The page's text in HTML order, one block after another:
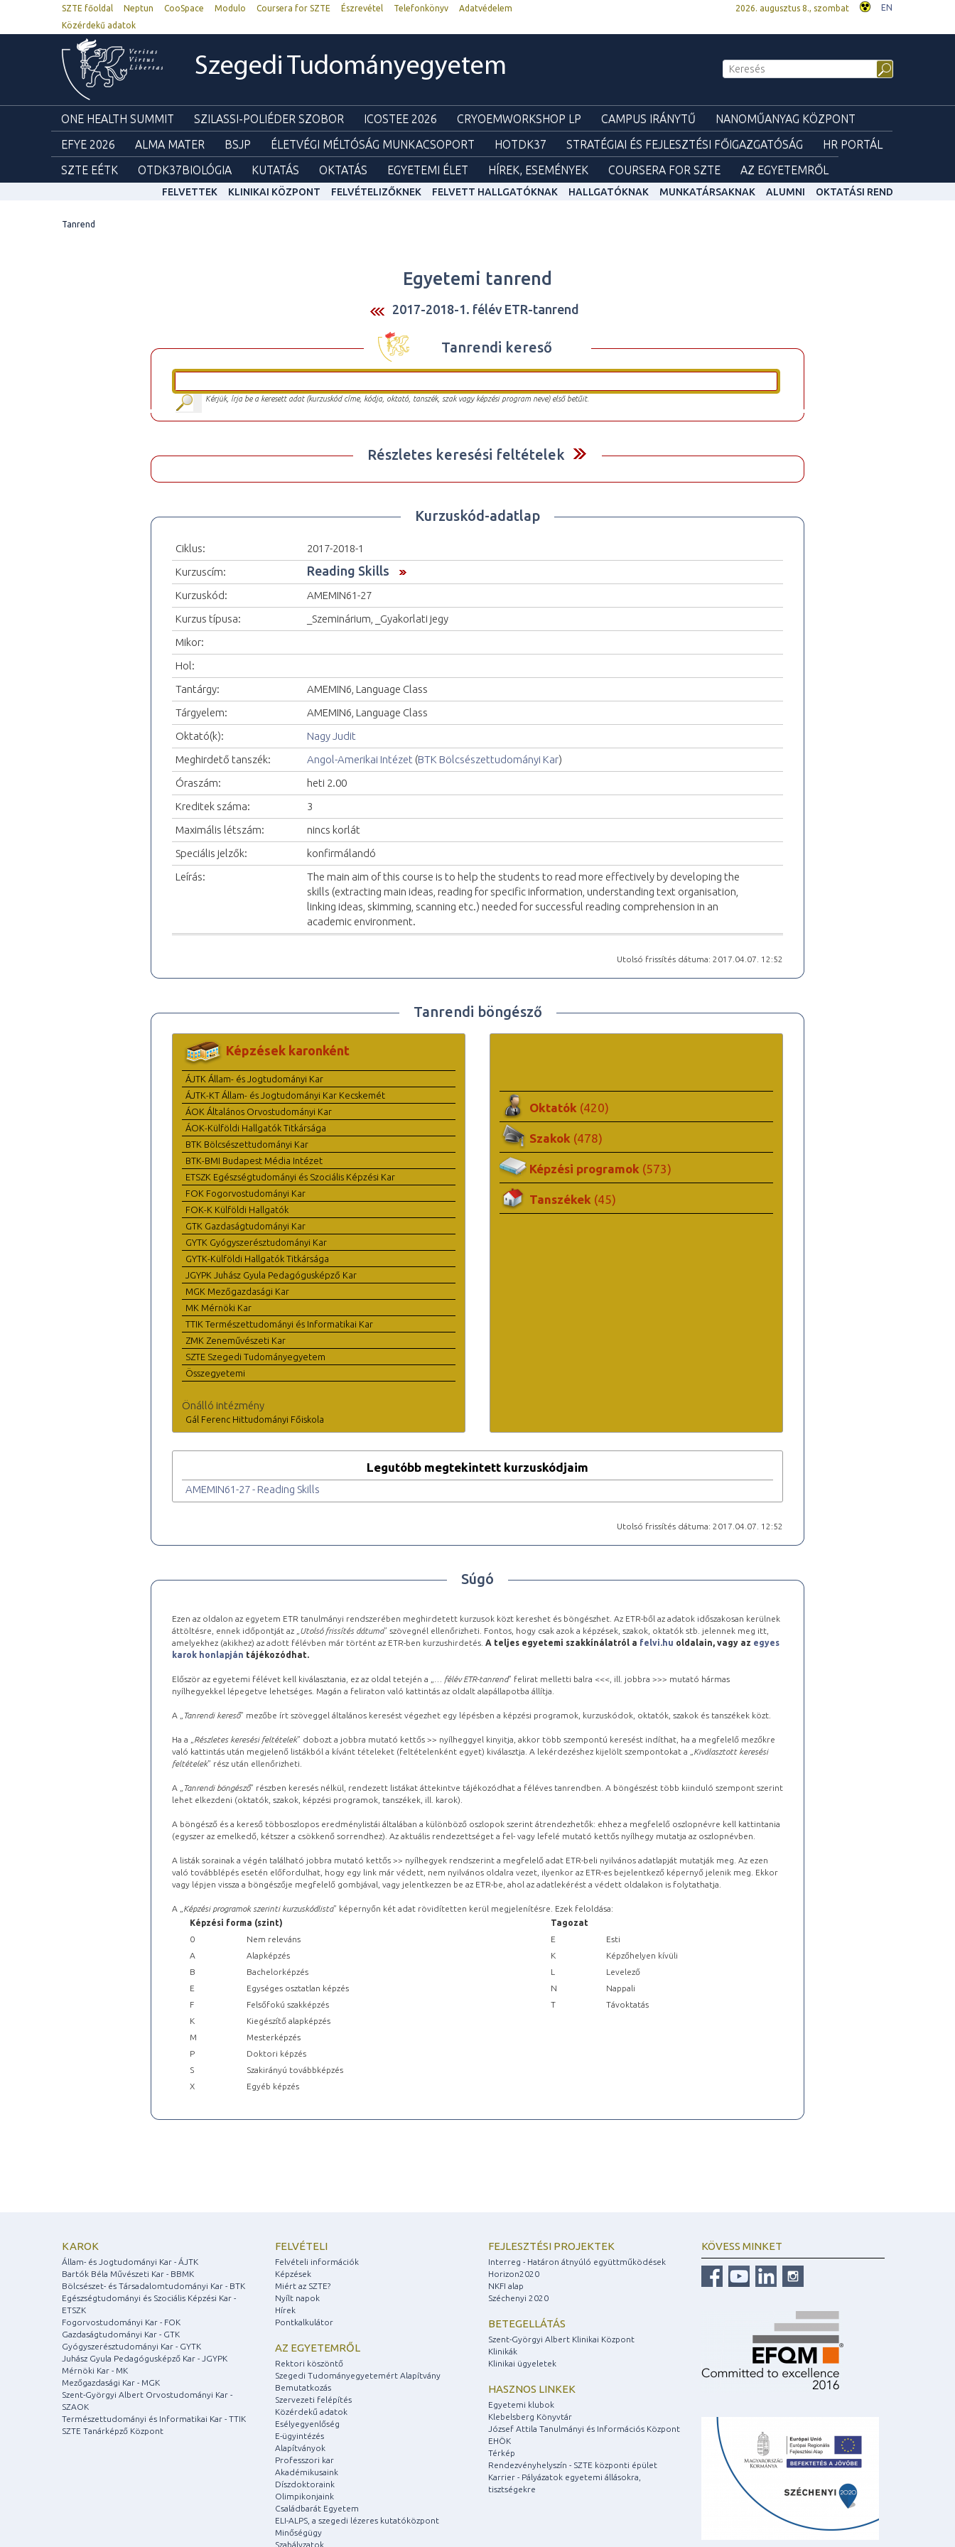
SZTE főoldal Neptun CooSpace Modulo Coursera for SZTE Észrevétel Telefonkönyv
Adatvédelem
Közérdekű adatok
2026. augusztus 8., szombat EN
Szegedi Tudományegyetem
ONE HEALTH SUMMIT SZILASSI-POLIÉDER SZOBOR ICOSTEE 2026 CRYOEMWORKSHOP LP CAMPUS IRÁNYTŰ
NANOMŰANYAG KÖZPONT
EFYE 2026
ALMA MATER BSJP ÉLETVÉGI MÉLTÓSÁG MUNKACSOPORT HOTDK37 STRATÉGIAI ÉS FEJLESZTÉSI FŐIGAZGATÓSÁG
HR PORTÁL
SZTE EÉTK
OTDK37BIOLÓGIA KUTATÁS OKTATÁS EGYETEMI ÉLET HÍREK, ESEMÉNYEK COURSERA FOR SZTE AZ EGYETEMRŐL
FELVETTEK KLINIKAI KÖZPONT FELVÉTELIZŐKNEK FELVETT HALLGATÓKNAK HALLGATÓKNAK MUNKATÁRSAKNAK ALUMNI OKTATÁSI REND
Tanrend
Egyetemi tanrend
2017-2018-1. félév ETR-tanrend
Tanrendi kereső
Kérjük, írja be a keresett adat (kurzuskód címe, kódja, oktató, tanszék, szak vagy képzési program neve) első betűit.
Részletes keresési feltételek
Kurzuskód-adatlap
Ciklus:
2017-2018-1
Kurzuscím:
Reading Skills
Kurzuskód:
AMEMIN61-27
Kurzus típusa:
_Szeminárium, _Gyakorlati jegy
Mikor:
Hol:
Tantárgy:
AMEMIN6, Language Class
Tárgyelem:
AMEMIN6, Language Class
Oktató(k):
Nagy Judit
Meghirdető tanszék:
Angol-Amerikai Intézet (BTK Bölcsészettudományi Kar)
Óraszám:
heti 2.00
Kreditek száma:
3
Maximális létszám:
nincs korlát
Speciális jelzők:
konfirmálandó
Leírás:
The main aim of this course is to help the students to read more effectively by developing the
skills (extracting main ideas, reading for specific information, understanding text organisation,
linking ideas, skimming, scanning etc.) needed for successful reading comprehension in an
academic environment.
Utolsó frissítés dátuma: 2017.04.07. 12:52
Tanrendi böngésző
Képzések karonként
ÁJTK Állam- és Jogtudományi Kar
ÁJTK-KT Állam- és Jogtudományi Kar Kecskemét
ÁOK Általános Orvostudományi Kar
ÁOK-Külföldi Hallgatók Titkársága
BTK Bölcsészettudományi Kar
BTK-BMI Budapest Média Intézet
ETSZK Egészségtudományi és Szociális Képzési Kar
FOK Fogorvostudományi Kar
FOK-K Külföldi Hallgatók
GTK Gazdaságtudományi Kar
GYTK Gyógyszerésztudományi Kar
GYTK-Külföldi Hallgatók Titkársága
JGYPK Juhász Gyula Pedagógusképző Kar
MGK Mezőgazdasági Kar
MK Mérnöki Kar
TTIK Természettudományi és Informatikai Kar
ZMK Zeneművészeti Kar
SZTE Szegedi Tudományegyetem
Összegyetemi
Önálló intézmény
Gál Ferenc Hittudományi Főiskola
Oktatók (420)
Szakok (478)
Képzési programok (573)
Tanszékek (45)
Legutóbb megtekintett kurzuskódjaim
AMEMIN61-27 - Reading Skills
Utolsó frissítés dátuma: 2017.04.07. 12:52
Súgó
Ezen az oldalon az egyetem ETR tanulmányi rendszerében meghirdetett kurzusok közt kereshet és böngészhet. Az ETR-ből az adatok időszakosan kerülnek
áttöltésre, ennek időpontját az „ Utolsó frissítés dátuma” szövegnél ellenőrizheti. Fontos, hogy csak azok a képzések, szakok, oktatók stb. jelennek meg itt,
amelyekhez (akikhez) az adott félévben már történt az ETR-ben kurzushirdetés. A teljes egyetemi szakkínálatról a felvi.hu oldalain, vagy az egyes
karok honlapján tájékozódhat.
Először az egyetemi félévet kell kiválasztania, ez az oldal tetején a „ … félév ETR-tanrend” felirat melletti balra <<<, ill. jobbra >>> mutató hármas
nyílhegyekkel lépegetve lehetséges. Magán a feliraton való kattintás az oldalt alapállapotba állítja.
A „ Tanrendi kereső” mezőbe írt szöveggel általános keresést végezhet egy lépésben a képzési programok, kurzuskódok, oktatók, szakok és tanszékek közt.
Ha a „ Részletes keresési feltételek” dobozt a jobbra mutató kettős >> nyílheggyel kinyitja, akkor több szempontú keresést indíthat, ha a megfelelő mezőkre
való kattintás után megjelenő listákból a kívánt tételeket (feltételenként egyet) kiválasztja. A lekérdezéshez kijelölt szempontokat a „ Kiválasztott keresési
feltételek” rész után ellenőrizheti.
A „ Tanrendi böngésző” részben keresés nélkül, rendezett listákat áttekintve tájékozódhat a féléves tanrendben. A böngészést több kiinduló szempont szerint
lehet elkezdeni (oktatók, szakok, képzési programok, tanszékek, ill. karok).
A böngésző és a kereső többoszlopos eredménylistái általában a különböző oszlopok szerint átrendezhetők: ehhez a megfelelő oszlopnévre kell kattintania
(egyszer az emelkedő, kétszer a csökkenő sorrendhez). Az aktuális rendezettséget a fel- vagy lefelé mutató kettős nyílhegy mutatja az oszlopnévben.
A listák sorainak a végén található jobbra mutató kettős >> nyílhegyek rendszerint a megfelelő adat ETR-beli nyilvános adatlapját mutatják meg. Az ezen
való továbblépés esetén előfordulhat, hogy egy link már védett, nem nyilvános oldalra vezet, ilyenkor az ETR-es bejelentkező képernyő jelenik meg. Ekkor
vagy lépjen vissza a böngészője megfelelő gombjával, vagy jelentkezzen be az ETR-be, ahol az adatlekérést a védett oldalakon is folytathatja.
A „ Képzési programok szerinti kurzuskódlista” képernyőn két adat rövidítetten kerül megjelenítésre. Ezek feloldása:
Képzési forma (szint)
Tagozat
0
Nem releváns E
Esti
A
Alapképzés K
Képzőhelyen kívüli
B
Bachelorképzés L
Levelező
E
Egységes osztatlan képzés N
Nappali
F
Felsőfokú szakképzés T
Távoktatás
K
Kiegészítő alapképzés
M
Mesterképzés
P
Doktori képzés
S
Szakirányú továbbképzés
X
Egyéb képzés
KAROK
Állam- és Jogtudományi Kar - ÁJTK
Bartók Béla Művészeti Kar - BBMK
Bölcsészet- és Társadalomtudományi Kar - BTK
Egészségtudományi és Szociális Képzési Kar -
ETSZK
Fogorvostudományi Kar - FOK
Gazdaságtudományi Kar - GTK
Gyógyszerésztudományi Kar - GYTK
Juhász Gyula Pedagógusképző Kar - JGYPK
Mérnöki Kar - MK
Mezőgazdasági Kar - MGK
Szent-Györgyi Albert Orvostudományi Kar -
SZAOK
Természettudományi és Informatikai Kar - TTIK
SZTE Tanárképző Központ
FELVÉTELI
Felvételi információk
Képzések
Miért az SZTE?
Nyílt napok
Hírek
Pontkalkulátor
AZ EGYETEMRŐL
Rektori köszöntő
Szegedi Tudományegyetemért Alapítvány
Bemutatkozás
Szervezeti felépítés
Közérdekű adatok
Esélyegyenlőség
E-ügyintézés
Alapítványok
Professzori kar
Akadémikusaink
Díszdoktoraink
Olimpikonjaink
Családbarát Egyetem
ELI-ALPS, a szegedi lézeres kutatóközpont
Minőségügy
Szabályzatok
FEJLESZTÉSI PROJEKTEK
Interreg - Határon átnyúló együttműködések
Horizon2020
NKFI alap
Széchenyi 2020
BETEGELLÁTÁS
Szent-Györgyi Albert Klinikai Központ
Klinikák
Klinikai ügyeletek
HASZNOS LINKEK
Egyetemi klubok
Klebelsberg Könyvtár
József Attila Tanulmányi és Információs Központ
EHÖK
Térkép
Rendezvényhelyszín - SZTE központi épület
Karrier - Pályázatok egyetemi állásokra,
tisztségekre
KÖVESS MINKET